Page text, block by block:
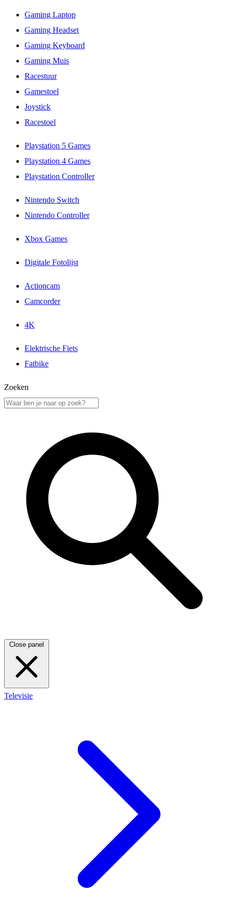
Gaming Laptop
Gaming Headset
Gaming Keyboard
Gaming Muis
Racestuur
Gamestoel
Joystick
Racestoel
Playstation 5 Games
Playstation 4 Games
Playstation Controller
Nintendo Switch
Nintendo Controller
Xbox Games
Digitale Fotolijst
Actioncam
Camcorder
4K
Elektrische Fiets
Fatbike
Zoeken
Close panel
Televisie